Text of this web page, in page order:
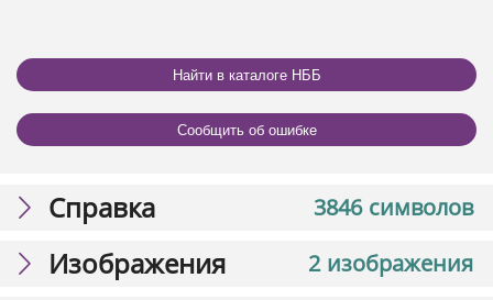
Найти в каталоге НББ
Сообщить об ошибке
3846 символов
Справка
2 изображения
Изображения